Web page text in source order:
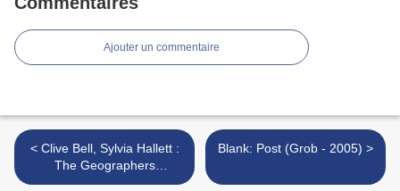
Ajouter un commentaire
< Clive Bell, Sylvia Hallett :
The Geographers
(Emanem, 2005)
Blank: Post (Grob - 2005) >